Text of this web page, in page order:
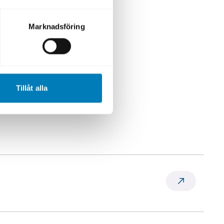
Marknadsföring
Tillåt alla
Markets,